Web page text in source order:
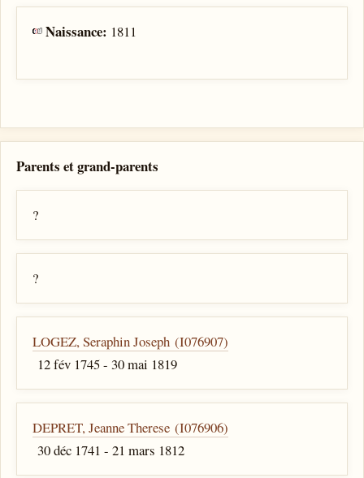
Naissance: 1811
Parents et grand-parents
?
?
LOGEZ, Seraphin Joseph (I076907)
12 fév 1745 - 30 mai 1819
DEPRET, Jeanne Therese (I076906)
30 déc 1741 - 21 mars 1812